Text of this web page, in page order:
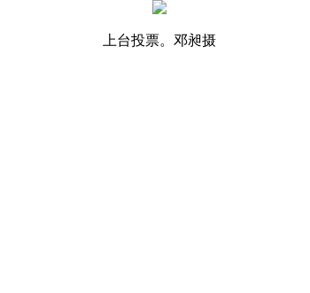
上台投票。邓昶摄